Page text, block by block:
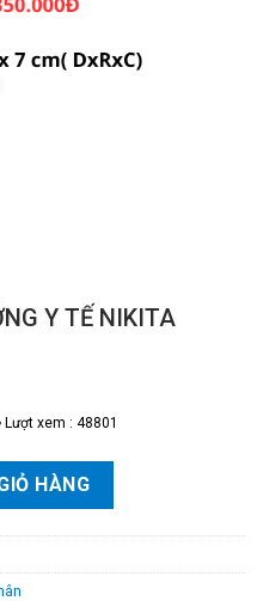
Y TẾ NIKITA
xem : 48801
số lượng
HÀNG